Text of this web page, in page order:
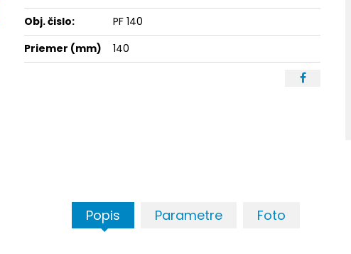
Obj. čislo:
PF 140
Priemer (mm)
140
Popis Parametre Foto